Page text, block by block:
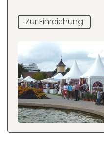
Zur Einreichung